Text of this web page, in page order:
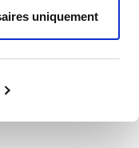
uniquement